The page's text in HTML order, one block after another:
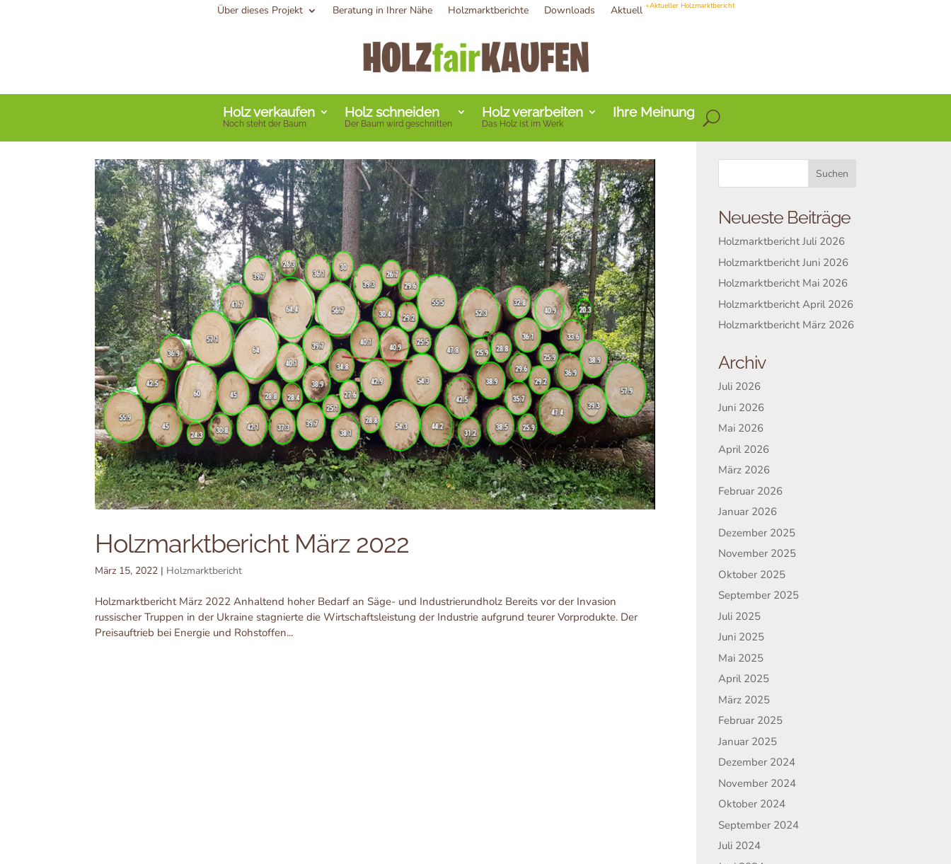
Über dieses Projekt Beratung in Ihrer Nähe Holzmarktberichte Downloads Aktuell +Aktueller Holzmarktbericht
Holz verkaufen
Noch steht der Baum
Holz schneiden
Der Baum wird geschnitten
Holz verarbeiten
Das Holz ist im Werk
Ihre Meinung
Holzmarktbericht März 2022
März 15, 2022 | Holzmarktbericht
Holzmarktbericht März 2022 Anhaltend hoher Bedarf an Säge- und Industrierundholz Bereits vor der Invasion
russischer Truppen in der Ukraine stagnierte die Wirtschaftsleistung der Industrie aufgrund teurer Vorprodukte. Der
Preisauftrieb bei Energie und Rohstoffen...
Neueste Beiträge
Holzmarktbericht Juli 2026
Holzmarktbericht Juni 2026
Holzmarktbericht Mai 2026
Holzmarktbericht April 2026
Holzmarktbericht März 2026
Archiv
Juli 2026
Juni 2026
Mai 2026
April 2026
März 2026
Februar 2026
Januar 2026
Dezember 2025
November 2025
Oktober 2025
September 2025
Juli 2025
Juni 2025
Mai 2025
April 2025
März 2025
Februar 2025
Januar 2025
Dezember 2024
November 2024
Oktober 2024
September 2024
Juli 2024